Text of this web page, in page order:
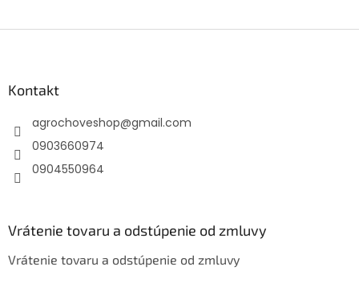
Kontakt
agrochoveshop@gmail.com
0903660974
0904550964
Vrátenie tovaru a odstúpenie od zmluvy
Vrátenie tovaru a odstúpenie od zmluvy